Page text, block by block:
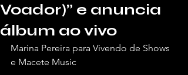
Voador)” e anuncia
álbum ao vivo
Marina Pereira para Vivendo de Shows
e Macete Music